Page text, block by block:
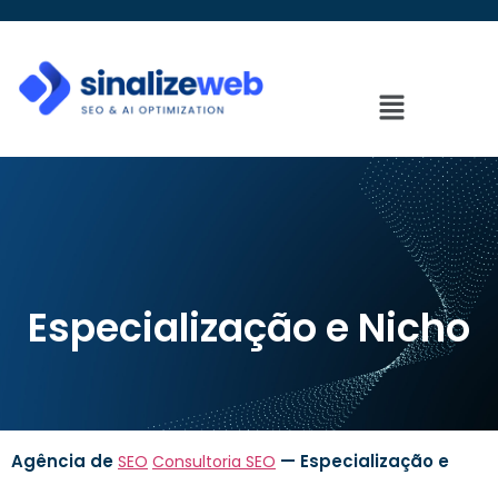
Especialização e Nicho
Especialização e Nicho
Agência de SEO Consultoria SEO — Especialização e